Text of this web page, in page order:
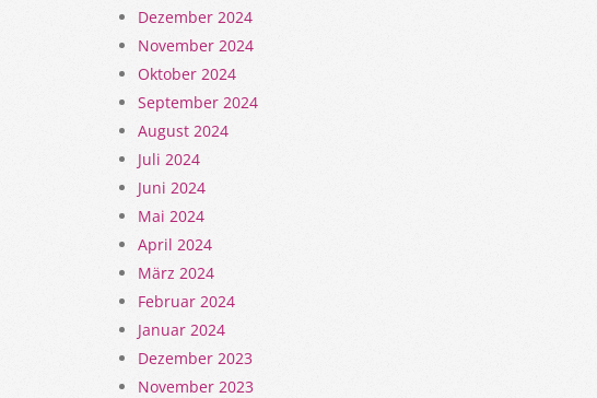
Dezember 2024
November 2024
Oktober 2024
September 2024
August 2024
Juli 2024
Juni 2024
Mai 2024
April 2024
März 2024
Februar 2024
Januar 2024
Dezember 2023
November 2023